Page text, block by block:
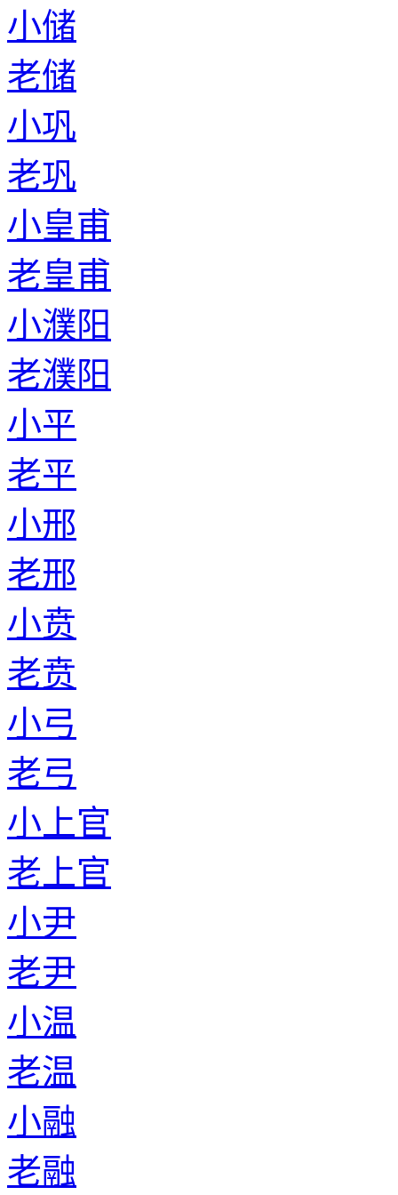
小储
老储
小巩
老巩
小皇甫
老皇甫
小濮阳
老濮阳
小平
老平
小邢
老邢
小贲
老贲
小弓
老弓
小上官
老上官
小尹
老尹
小温
老温
小融
老融